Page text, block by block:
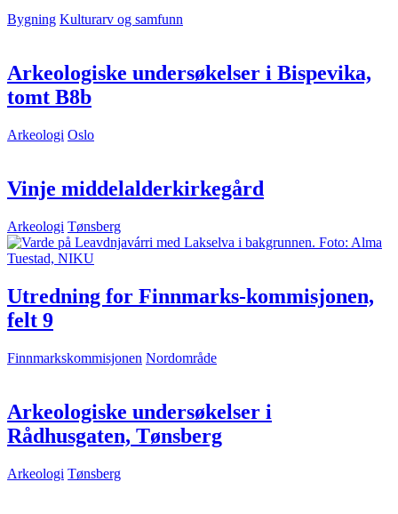
Bygning Kulturarv og samfunn
Arkeologiske undersøkelser i Bispevika,
tomt B8b
Arkeologi Oslo
Vinje middelalderkirkegård
Arkeologi Tønsberg
Utredning for Finnmarks-kommisjonen,
felt 9
Finnmarkskommisjonen Nordområde
Arkeologiske undersøkelser i
Rådhusgaten, Tønsberg
Arkeologi Tønsberg